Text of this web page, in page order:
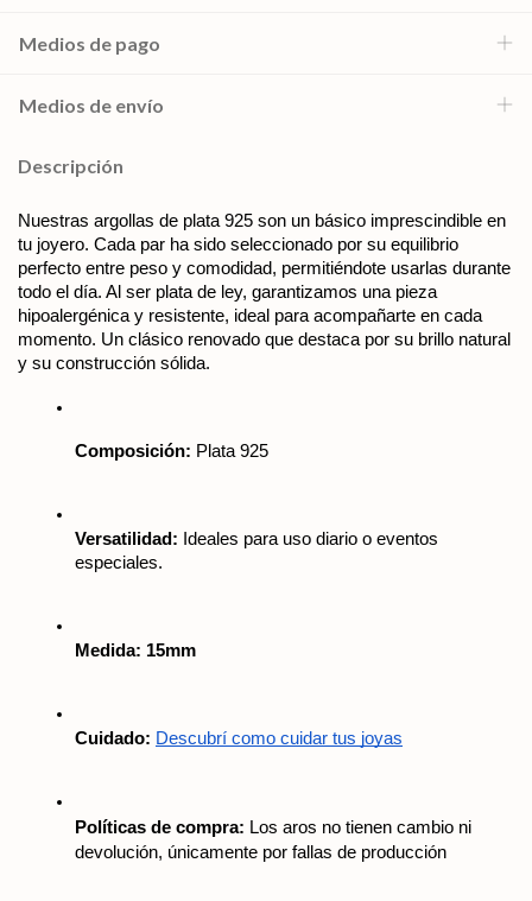
Medios de pago
Medios de envío
Descripción
Nuestras argollas de plata 925 son un básico imprescindible en
tu joyero. Cada par ha sido seleccionado por su equilibrio
perfecto entre peso y comodidad, permitiéndote usarlas durante
todo el día. Al ser plata de ley, garantizamos una pieza
hipoalergénica y resistente, ideal para acompañarte en cada
momento. Un clásico renovado que destaca por su brillo natural
y su construcción sólida.
Composición: Plata 925
Versatilidad: Ideales para uso diario o eventos
especiales.
Medida: 15mm
Cuidado: Descubrí como cuidar tus joyas
Políticas de compra: Los aros no tienen cambio ni
devolución, únicamente por fallas de producción